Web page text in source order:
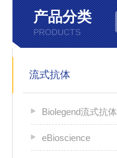
产品分类
PRODUCTS
流式抗体
Biolegend流式抗体
eBioscience